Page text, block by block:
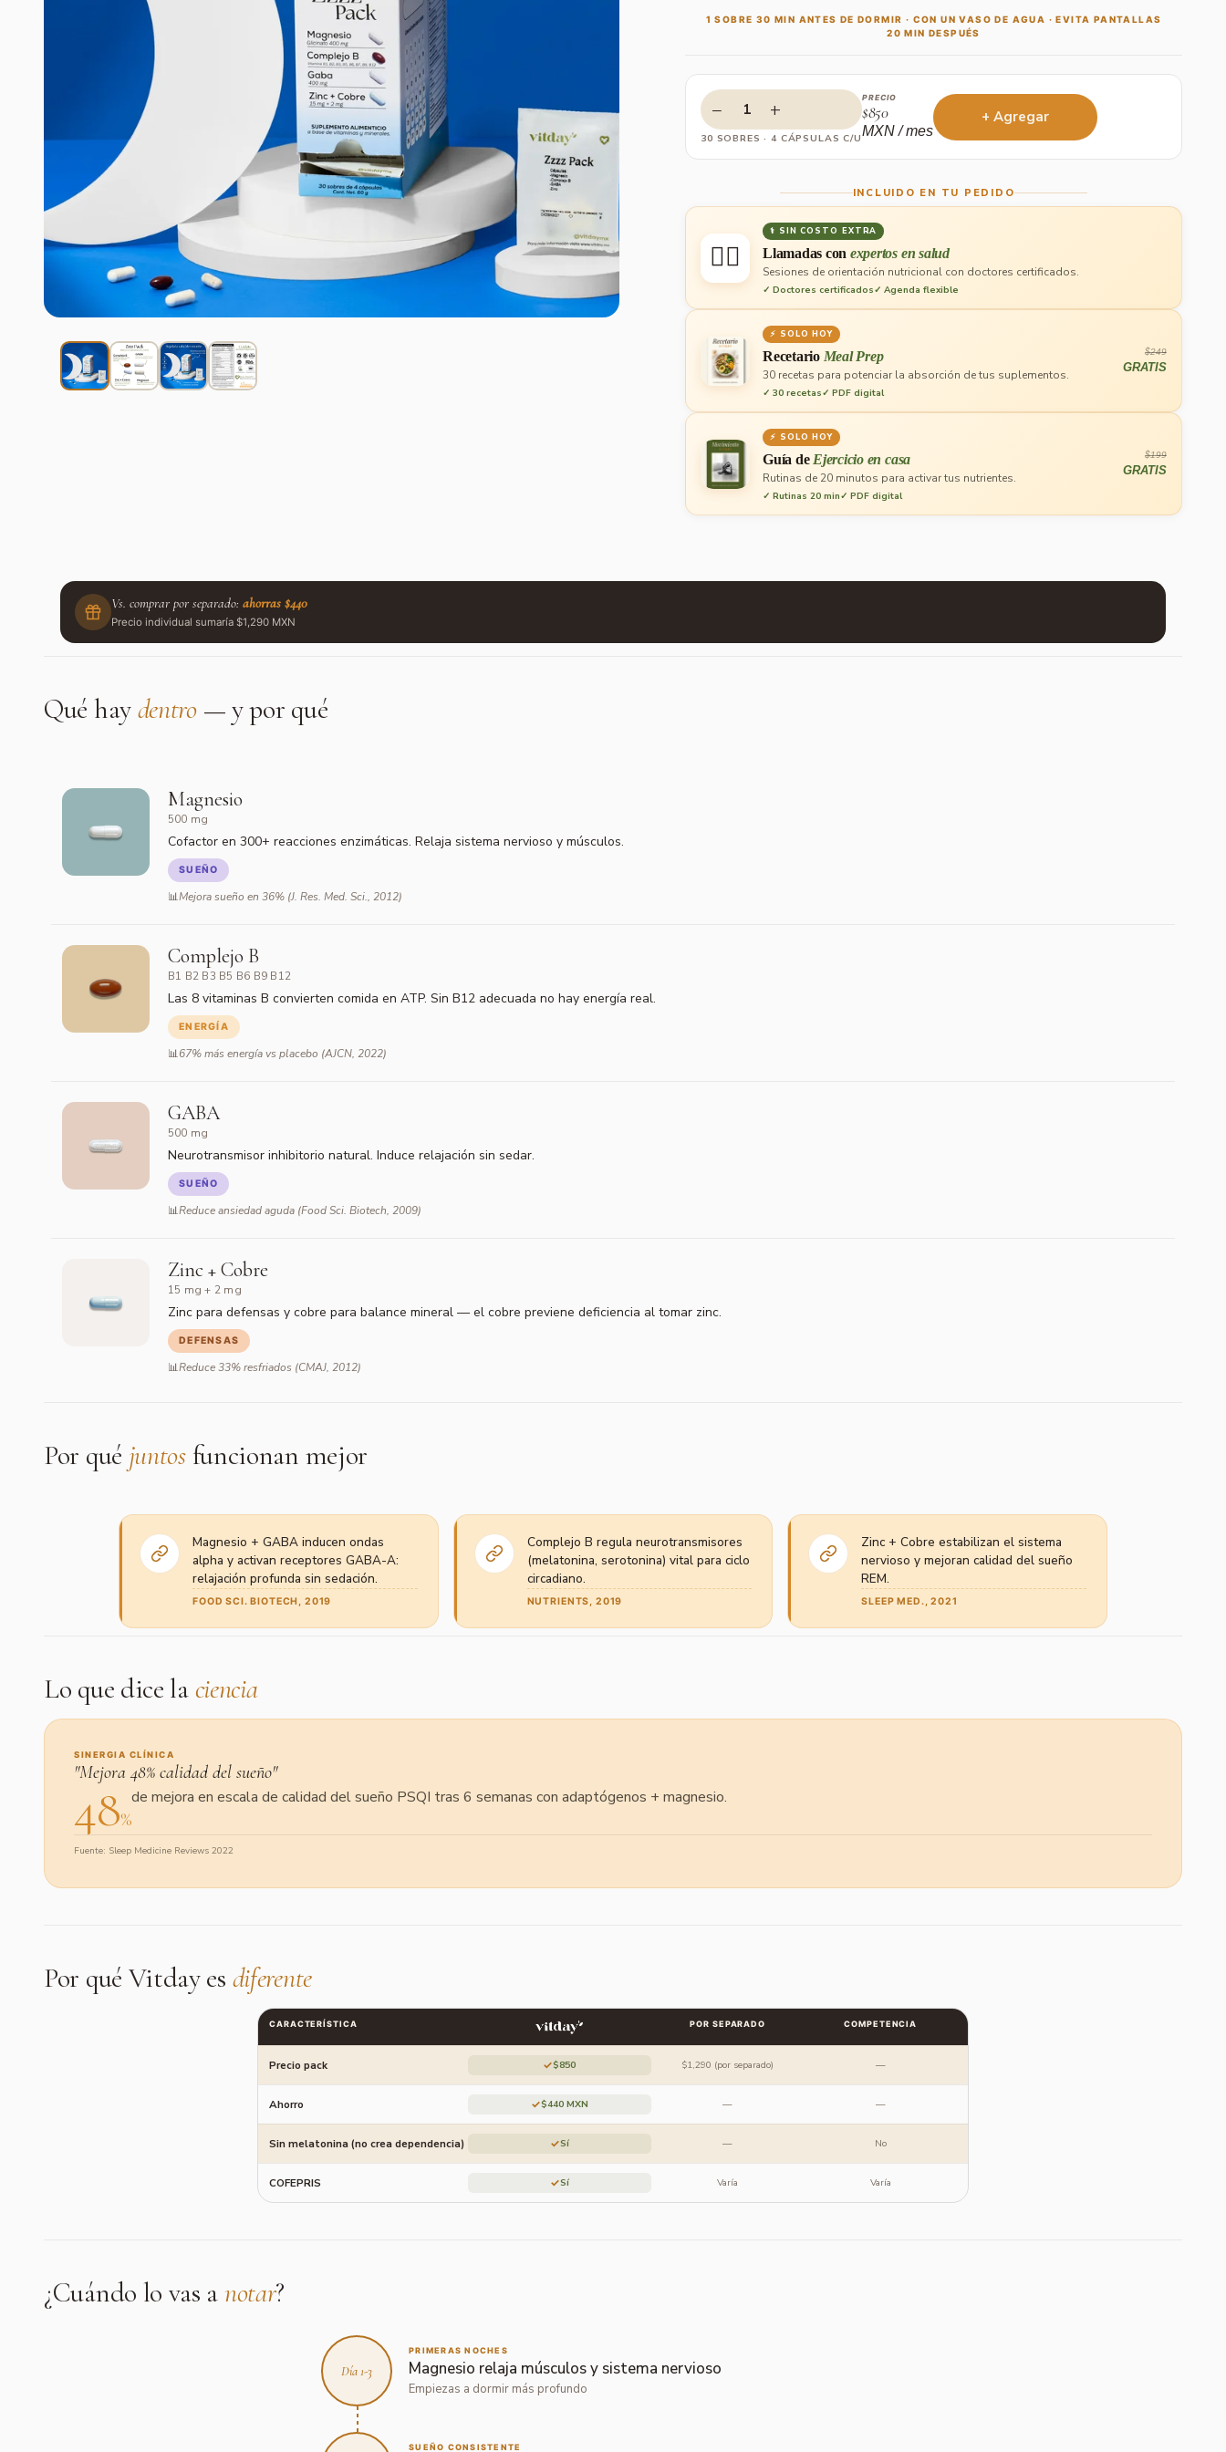
1 SOBRE 30 MIN ANTES DE DORMIR · CON UN VASO DE AGUA · EVITA PANTALLAS
20 MIN DESPUÉS
− 1 +
30 SOBRES · 4 CÁPSULAS C/U
PRECIO
$850
MXN / mes
+ Agregar
INCLUIDO EN TU PEDIDO
👨‍⚕️
⚕ SIN COSTO EXTRA
Llamadas con expertos en salud
Sesiones de orientación nutricional con doctores certificados.
✓ Doctores certificados✓ Agenda flexible
⚡ SOLO HOY
Recetario Meal Prep
30 recetas para potenciar la absorción de tus suplementos.
✓ 30 recetas✓ PDF digital
$249
GRATIS
⚡ SOLO HOY
Guía de Ejercicio en casa
Rutinas de 20 minutos para activar tus nutrientes.
✓ Rutinas 20 min✓ PDF digital
$199
GRATIS
Vs. comprar por separado: ahorras $440
Precio individual sumaría $1,290 MXN
Qué haydentro— y por qué
Magnesio
500 mg
Cofactor en 300+ reacciones enzimáticas. Relaja sistema nervioso y músculos.
SUEÑO
Mejora sueño en 36% (J. Res. Med. Sci., 2012)
Complejo B
B1 B2 B3 B5 B6 B9 B12
Las 8 vitaminas B convierten comida en ATP. Sin B12 adecuada no hay energía real.
ENERGÍA
67% más energía vs placebo (AJCN, 2022)
GABA
500 mg
Neurotransmisor inhibitorio natural. Induce relajación sin sedar.
SUEÑO
Reduce ansiedad aguda (Food Sci. Biotech, 2009)
Zinc + Cobre
15 mg + 2 mg
Zinc para defensas y cobre para balance mineral — el cobre previene deficiencia al tomar zinc.
DEFENSAS
Reduce 33% resfriados (CMAJ, 2012)
Por qué juntosfuncionan mejor
Magnesio + GABA inducen ondas
alpha y activan receptores GABA-A:
relajación profunda sin sedación.
FOOD SCI. BIOTECH, 2019
Complejo B regula neurotransmisores
(melatonina, serotonina) vital para ciclo
circadiano.
NUTRIENTS, 2019
Zinc + Cobre estabilizan el sistema
nervioso y mejoran calidad del sueño
REM.
SLEEP MED., 2021
Lo que dice laciencia
SINERGIA CLÍNICA
"Mejora 48% calidad del sueño"
48%
de mejora en escala de calidad del sueño PSQI tras 6 semanas con adaptógenos + magnesio.
Fuente: Sleep Medicine Reviews 2022
Por qué Vitday es diferente
CARACTERÍSTICA POR SEPARADO COMPETENCIA
Precio pack ✓$850 $1,290 (por separado) —
Ahorro ✓$440 MXN — —
Sin melatonina (no crea dependencia) ✓Sí — No
COFEPRIS ✓Sí Varía Varía
¿Cuándo lo vas anotar?
Día 1-3
PRIMERAS NOCHES
Magnesio relaja músculos y sistema nervioso
Empiezas a dormir más profundo
SUEÑO CONSISTENTE